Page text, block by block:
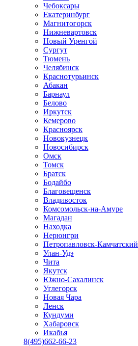
Чебоксары
Екатеринбург
Магнитогорск
Нижневартовск
Новый Уренгой
Сургут
Тюмень
Челябинск
Краснотурьинск
Абакан
Барнаул
Белово
Иркутск
Кемерово
Красноярск
Новокузнецк
Новосибирск
Омск
Томск
Братск
Бодайбо
Благовещенск
Владивосток
Комсомольск-на-Амуре
Магадан
Находка
Нерюнгри
Петропавловск-Камчатский
Улан-Удэ
Чита
Якутск
Южно-Сахалинск
Углегорск
Новая Чара
Ленск
Кундуми
Хабаровск
Икабья
8(495)662-66-23